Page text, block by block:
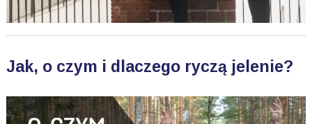
Jak, o czym i dlaczego ryczą jelenie?